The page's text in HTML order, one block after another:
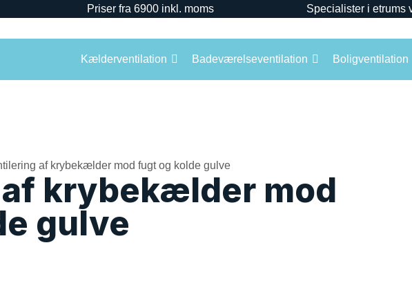
Priser fra 6900 inkl. moms Specialister i etrums
Kælderventilation Badeværelseventilation Boligventilation
krybekælder mod
gulve